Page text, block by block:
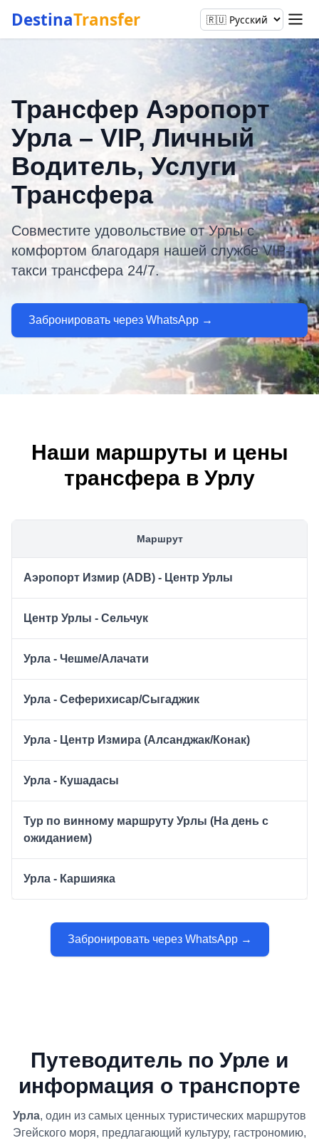
DestinaTransfer
Трансфер Аэропорт
Урла – VIP, Личный
Водитель, Услуги
Трансфера
Совместите удовольствие от Урлы с
комфортом благодаря нашей службе VIP-
такси трансфера 24/7.
Забронировать через WhatsApp →
Наши маршруты и цены
трансфера в Урлу
Маршрут
Аэропорт Измир (ADB) - Центр Урлы
Центр Урлы - Сельчук
Урла - Чешме/Алачати
Урла - Сеферихисар/Сыгаджик
Урла - Центр Измира (Алсанджак/Конак)
Урла - Кушадасы
Тур по винному маршруту Урлы (На день с
ожиданием)
Урла - Каршияка
Забронировать через WhatsApp →
Путеводитель по Урле и
информация о транспорте
Урла, один из самых ценных туристических маршрутов
Эгейского моря, предлагающий культуру, гастрономию,